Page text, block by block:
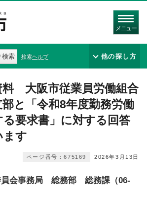
メニュー
検索 検索ヘルプ 他の探し方
料 大阪市従業員労働組合
と「令和8年度勤務労働
要求書」に対する回答
ます
2026年3月13日
ページ番号：675169
員会事務局 総務部 総務課（06-